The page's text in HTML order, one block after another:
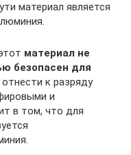
материал является
материал не
безопасен для
к разряду
и
в том, что для